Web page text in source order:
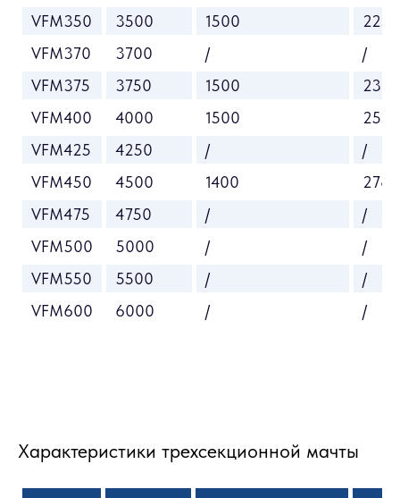
VFM350
3500 1500
2235
VFM370
3700 /
/
VFM375
3750 1500
2360
VFM400
4000 1500
2535
VFM425
4250 /
/
VFM450
4500 1400
2785
VFM475
4750 /
/
VFM500
5000 /
/
VFM550
5500 /
/
VFM600
6000 / /
Характеристики трехсекционной мачты